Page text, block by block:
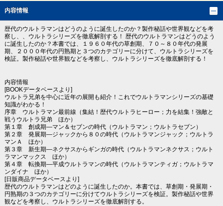
内容情報
歴代のウルトラマンはどうのように誕生したのか？製作秘話や世界観などを考
察し、、ウルトラシリーズを徹底解剖する！ 歴代のウルトラマンはどうのよう
に誕生したのか？本書では、１９６０年代の草創期、７０～８０年代の発展
期、２０００年代の円熟期と３つのカテゴリーに分けて、ウルトラシリーズを
検証。製作秘話や世界観などを考察し、ウルトラシリーズを徹底解剖する！
内容情報
[BOOKデータベースより]
ウルトラ兄弟を中心に近年の展開も紹介！これでウルトラマンシリーズの基礎
知識がわかる！
序章 ウルトラマン最前線（集結！歴代ウルトラヒーロー；力を結集！強敵と
戦うウルトラ兄弟 ほか）
第１章 創成期―マン＆セブンの時代（ウルトラマン；ウルトラセブン）
第２章 発展期―ジャックから８０の時代（ウルトラマンジャック；ウルトラ
マンＡ ほか）
第３章 新生期―ネクサスからギンガの時代（ウルトラマンネクサス；ウルト
ラマンマックス ほか）
第４章 転換期―平成ウルトラマンの時代（ウルトラマンティガ；ウルトラマ
ンダイナ ほか）
[日販商品データベースより]
歴代のウルトラマンはどのように誕生したのか。本書では、草創期・発展期・
円熟期の３つのカテゴリーに分けてウルトラシリーズを検証。製作秘話や世界
観などを考察し、ウルトラシリーズを徹底解剖する。